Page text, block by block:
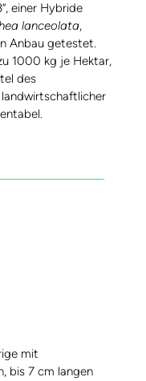
einer Hybride
lanceolata,
Anbau getestet.
1000 kg je Hektar,
des
mit
bis 7 cm langen